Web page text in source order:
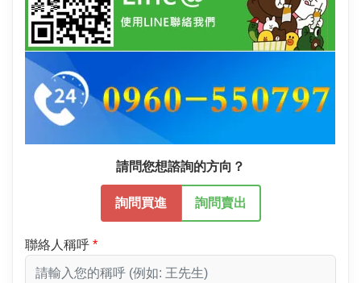
請問您想諮詢的方向？
詢問買進 詢問賣出
聯絡人稱呼